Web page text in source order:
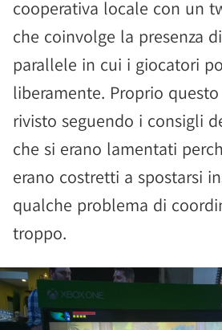
cooperativa locale con un
che coinvolge la presenza
parallele in cui i giocatori
liberamente. Proprio
rivisto seguendo i consigli
che si erano lamentati
erano costretti a spostarsi
qualche problema di
troppo.